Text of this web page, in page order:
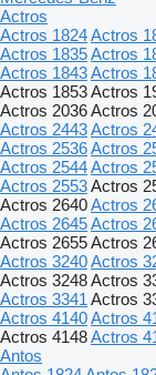
Actros
Actros 1824Actros
Actros 1835Actros
Actros 1843Actros
Actros 1853Actros
Actros 2036Actros
Actros 2443Actros
Actros 2536Actros
Actros 2544Actros
Actros 2553Actros
Actros 2640Actros
Actros 2645Actros
Actros 2655Actros
Actros 3240Actros
Actros 3248Actros
Actros 3341 Actros
Actros 4140Actros
Actros 4148Actros
Antos